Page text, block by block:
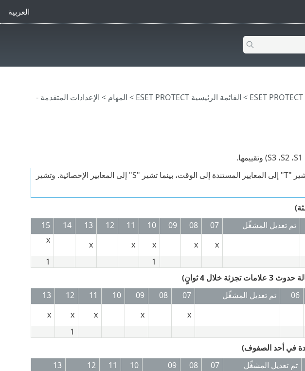
العربية
> القائمة الرئيسية ESET PROTECT > المهام > الإعدادات المتقدمة -
تشير "التجزئة" إلى النبضة الصادرة من المشغل. تشير "T" إلى المعايير المستندة إلى الوقت، بينما تشير "S" إلى المعايير الإحصائية. وتشير
تم تعديل المشغِّل 07
08
09
10
11
12
13
14
15
x
x
x
x
x
x
1
1
06 تم تعديل المشغِّل 07
08
09
10
11
12
13
x
x
x
x
x
1
تم تعديل المشغِّل 07
08
09
10
11
12
13